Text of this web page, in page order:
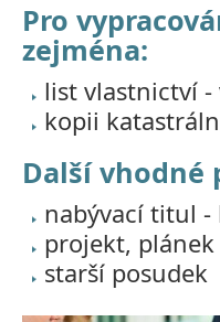
Pro
zejména:
list vlastnictví
kopii
Další vhodné
nabývací titul -
projekt, plánek
starší posudek